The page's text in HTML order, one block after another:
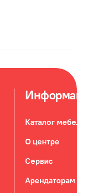
Каталог мебели
О центре
Сервис
Арендаторам